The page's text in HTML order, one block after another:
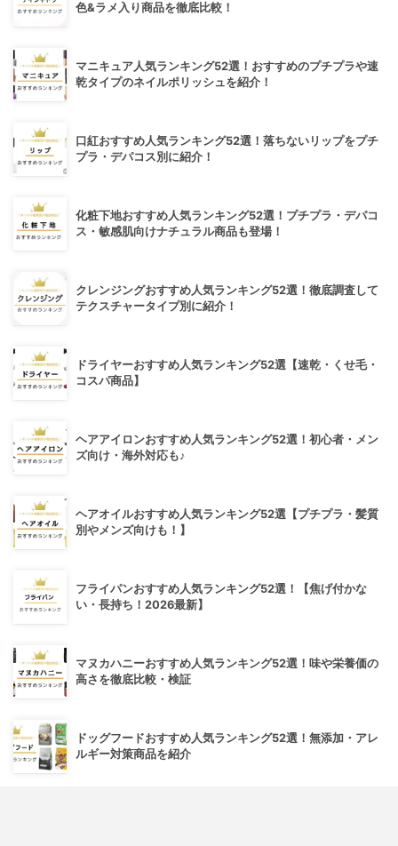
色&ラメ入り商品を徹底比較！
マニキュア人気ランキング52選！おすすめのプチプラや速
乾タイプのネイルポリッシュを紹介！
口紅おすすめ人気ランキング52選！落ちないリップをプチ
プラ・デパコス別に紹介！
化粧下地おすすめ人気ランキング52選！プチプラ・デパコ
ス・敏感肌向けナチュラル商品も登場！
クレンジングおすすめ人気ランキング52選！徹底調査して
テクスチャータイプ別に紹介！
ドライヤーおすすめ人気ランキング52選【速乾・くせ毛・
コスパ商品】
ヘアアイロンおすすめ人気ランキング52選！初心者・メン
ズ向け・海外対応も♪
ヘアオイルおすすめ人気ランキング52選【プチプラ・髪質
別やメンズ向けも！】
フライパンおすすめ人気ランキング52選！【焦げ付かな
い・長持ち！2026最新】
マヌカハニーおすすめ人気ランキング52選！味や栄養価の
高さを徹底比較・検証
ドッグフードおすすめ人気ランキング52選！無添加・アレ
ルギー対策商品を紹介